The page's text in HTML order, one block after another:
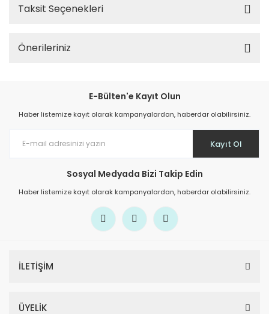
Taksit Seçenekleri
Önerileriniz
E-Bülten'e Kayıt Olun
Haber listemize kayıt olarak kampanyalardan, haberdar olabilirsiniz.
Kayıt Ol
Sosyal Medyada Bizi Takip Edin
Haber listemize kayıt olarak kampanyalardan, haberdar olabilirsiniz.
İLETİŞİM
ÜYELİK